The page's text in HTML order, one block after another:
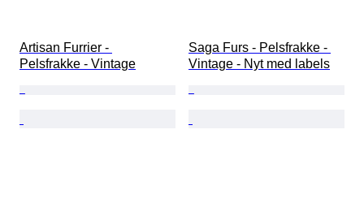
Artisan Furrier -
Pelsfrakke - Vintage
Saga Furs - Pelsfrakke -
Vintage - Nyt med labels